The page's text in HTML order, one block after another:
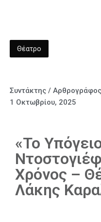
Θέατρο
Συντάκτης /
1 Οκτωβρίου, 2025
«Το
Χρόνος –
Λάκης